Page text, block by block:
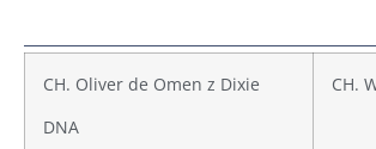
CH. Oliver de Omen z Dixie
DNA
CH.